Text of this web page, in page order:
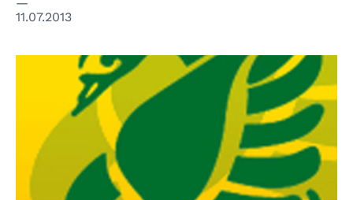
11.07.2013